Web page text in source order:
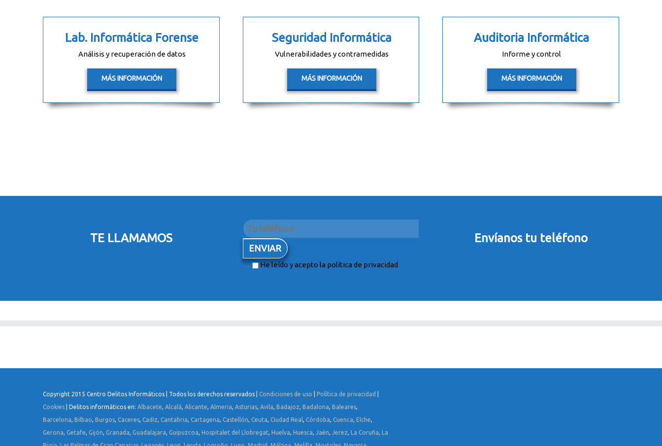
Lab. Informática Forense
Análisis y recuperación de datos
MÁS INFORMACIÓN
Seguridad Informática
Vulnerabilidades y contramedidas
MÁS INFORMACIÓN
Auditoria Informática
Informe y control
MÁS INFORMACIÓN
TE LLAMAMOS
He leído y acepto la política de privacidad
Envíanos tu teléfono
Copyright 2015 Centro Delitos Informáticos | Todos los derechos reservados | Condiciones de uso Política de privacidad
Cookies | Delitos informáticos en: Albacete, Alcalá, Alicante, Almeria, Asturias, Avila, Badajoz, Badalona, Baleares,
Barcelona, Bilbao, Burgos, Caceres, Cadiz, Cantabria, Cartagena, Castellón, Ceuta, Ciudad Real, Córdoba, Cuenca, Elche,
Gerona, Getafe, Gijón, Granada, Guadalajara, Guipuzcoa, Hospitalet del Llobregat, Huelva, Huesca, Jaén, Jerez, La Coruña,
La